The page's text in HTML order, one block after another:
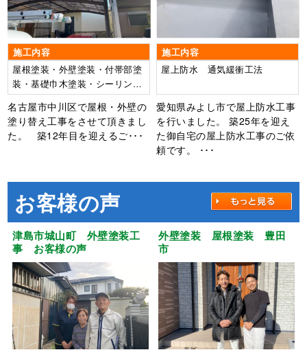
施工内容
屋根塗装・外壁塗装・付帯部塗
装・基礎巾木塗装・シーリング
打ち替え工事・ベランダFRP2
プライ工法
名古屋市中川区で屋根・外壁の
塗り替え工事をさせて頂きまし
た。 築12年目を迎えるご･･･
施工内容
屋上防水 通気緩衝工法
愛知県みよし市で屋上防水工事
を行いました。 築25年を迎え
た御自宅の屋上防水工事のご依
頼です。 ･･･
お客様の声
津島市城山町 外壁塗装工
事 お客様の声
外壁塗装 屋根塗装 豊田
市